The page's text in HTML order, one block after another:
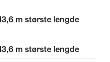
m største lengde
m største lengde